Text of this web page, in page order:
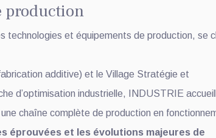
production
et équipements de production, se
additive) et le Village Stratégie et
d’optimisation industrielle, INDUSTRIE
chaîne complète de production en
éprouvées et les évolutions majeures de